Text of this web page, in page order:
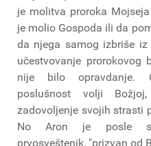
je molitva proroka
je molio Gospoda ili da
da njega samog izbriše
učestvovanje
nije bilo opravdanje.
poslušnost volji
zadovoljenje svojih strasti
No Aron je posle
prvosveštenik, "prizvan od